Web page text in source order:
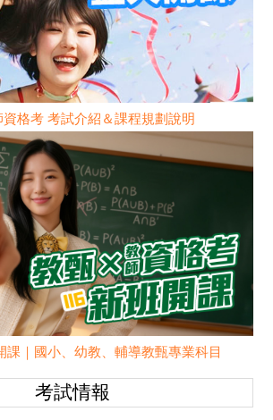
格考 考試介紹＆課程規劃說明
課｜國小、幼教、輔導教甄專業科目
考試情報